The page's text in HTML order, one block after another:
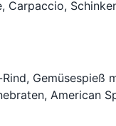
Gemüsespieß
American